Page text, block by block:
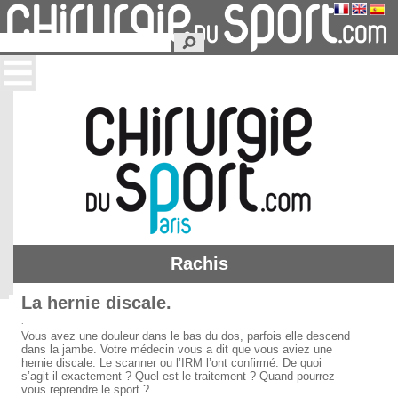
Rachis
La hernie discale.
.
Vous avez une douleur dans le bas du dos, parfois elle descend
dans la jambe. Votre médecin vous a dit que vous aviez une
hernie discale. Le scanner ou l’IRM l’ont confirmé. De quoi
s’agit-il exactement ? Quel est le traitement ? Quand pourrez-
vous reprendre le sport ?